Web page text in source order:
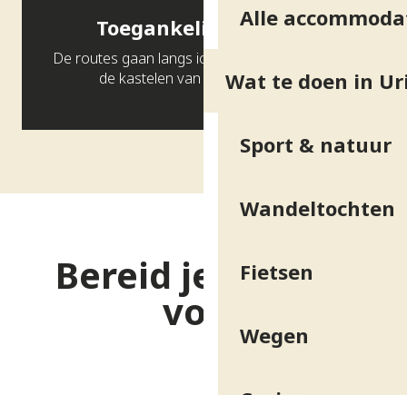
Alle
Wat te doen in
Sport & natuur
Wandeltochten
Fietsen
Wegen
Toegankelijk erfgoed
De routes gaan langs iconische plaatsen zoals
de kastelen van Uriage en Vizille.
Bereid je verblijf
voor